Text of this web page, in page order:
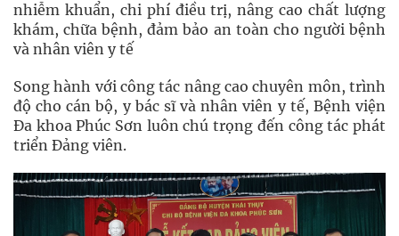
nhiễm khuẩn, chi phí điều trị, nâng cao chất lượng
khám, chữa bệnh, đảm bảo an toàn cho người bệnh
và nhân viên y tế
Song hành với công tác nâng cao chuyên môn, trình
độ cho cán bộ, y bác sĩ và nhân viên y tế, Bệnh viện
Đa khoa Phúc Sơn luôn chú trọng đến công tác phát
triển Đảng viên.